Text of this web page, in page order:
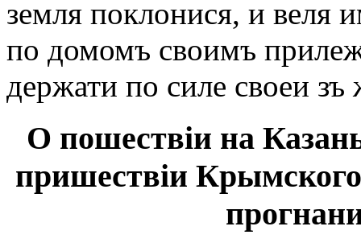
земля поклонися, и веля
по домомъ своимъ
держати по силе своеи
О пошествіи на
пришествіи